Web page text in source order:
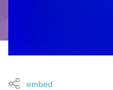
embed